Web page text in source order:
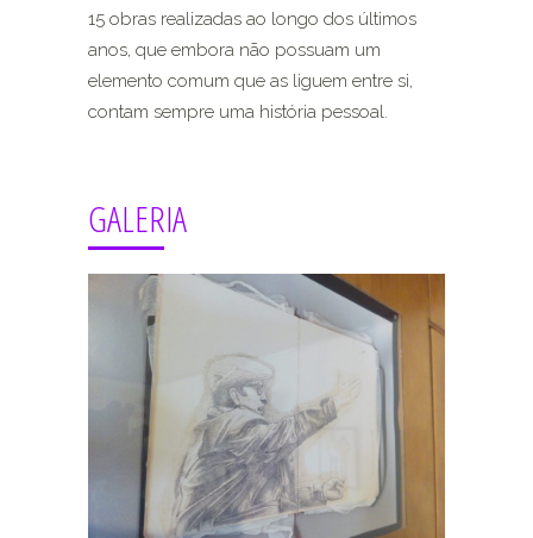
15 obras realizadas ao longo dos últimos
anos, que embora não possuam um
elemento comum que as liguem entre si,
contam sempre uma história pessoal.
GALERIA